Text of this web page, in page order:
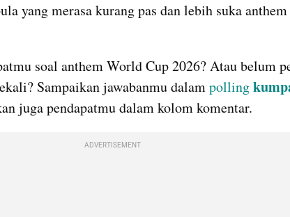
yang merasa kurang pas dan lebih suka
soal anthem World Cup 2026? Atau belum
Sampaikan jawabanmu dalam polling
juga pendapatmu dalam kolom komentar.
ADVERTISEMENT